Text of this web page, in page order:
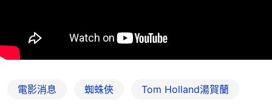
電影消息 蜘蛛俠 Tom Holland湯賀蘭